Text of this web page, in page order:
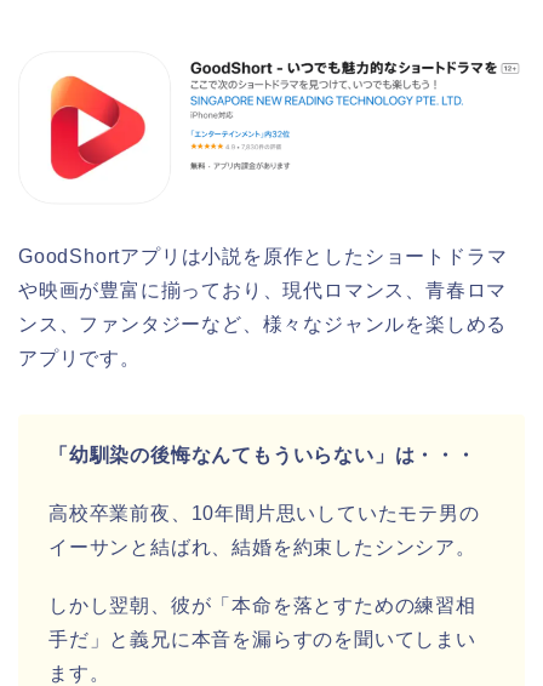
GoodShortアプリは小説を原作としたショートドラマ
や映画が豊富に揃っており、現代ロマンス、青春ロマ
ンス、ファンタジーなど、様々なジャンルを楽しめる
アプリです。
「幼馴染の後悔なんてもういらない」は・・・
高校卒業前夜、10年間片思いしていたモテ男の
イーサンと結ばれ、結婚を約束したシンシア。
しかし翌朝、彼が「本命を落とすための練習相
手だ」と義兄に本音を漏らすのを聞いてしまい
ます。